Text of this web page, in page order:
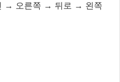
→ 오른쪽 → 뒤로 → 왼쪽